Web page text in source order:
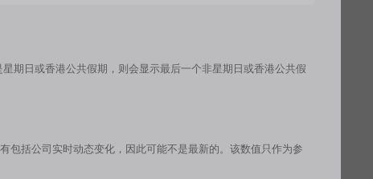
期日或香港公共假期，则会显示最后一个非星期日或香港公共假
包括公司实时动态变化，因此可能不是最新的。该数值只作为参